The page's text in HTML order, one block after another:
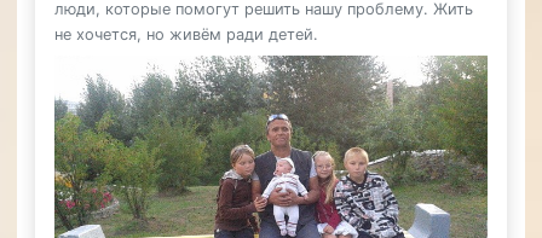
люди, которые помогут решить нашу проблему. Жить
не хочется, но живём ради детей.